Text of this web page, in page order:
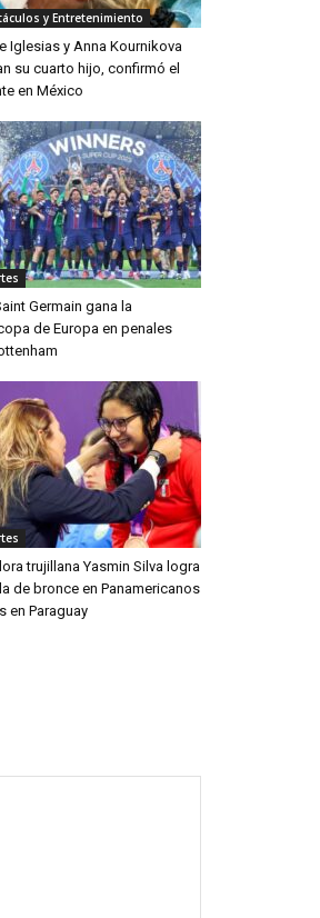
y Entretenimiento
Iglesias y Anna Kournikova
su cuarto hijo, confirmó el
en México
Germain gana la
de Europa en penales
trujillana Yasmin Silva logra
de bronce en Panamericanos
en Paraguay